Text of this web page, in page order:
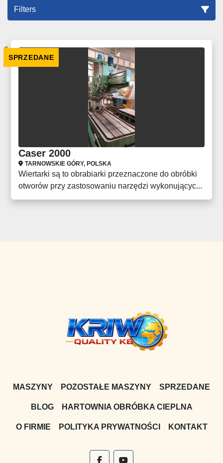
Filters
Wszystkie kategorie
Sortuj według
SPRZEDANE
Caser 2000
TARNOWSKIE GÓRY, POLSKA
Wiertarki są to obrabiarki przeznaczone do obróbki
otworów przy zastosowaniu narzędzi wykonującyc...
MASZYNY POZOSTAŁE MASZYNY SPRZEDANE
BLOG HARTOWNIA OBRÓBKA CIEPLNA
O FIRMIE POLITYKA PRYWATNOŚCI KONTAKT